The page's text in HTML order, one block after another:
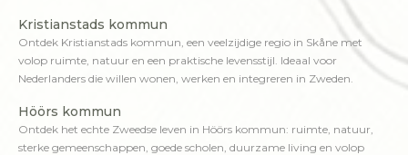
Kristianstads kommun
Ontdek Kristianstads kommun, een veelzijdige regio in Skåne met
volop ruimte, natuur en een praktische levensstijl. Ideaal voor
Nederlanders die willen wonen, werken en integreren in Zweden.
Höörs kommun
Ontdek het echte Zweedse leven in Höörs kommun: ruimte, natuur,
sterke gemeenschappen, goede scholen, duurzame living en volop